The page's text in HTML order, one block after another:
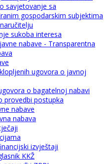
savjetovanje sa
gospodarskim subjektima
sukoba interesa
nabave - Transparentna
ugovora o javnoj
o bagatelnoj nabavi
provedbi postupka
nabave
nabava
izvještaji
KKŽ